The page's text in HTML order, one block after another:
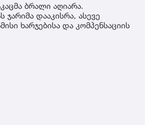
ბრალი აღიარა.
ჯარიმა დააკისრა, ასევე
ხარჯებისა და კომპენსაციის